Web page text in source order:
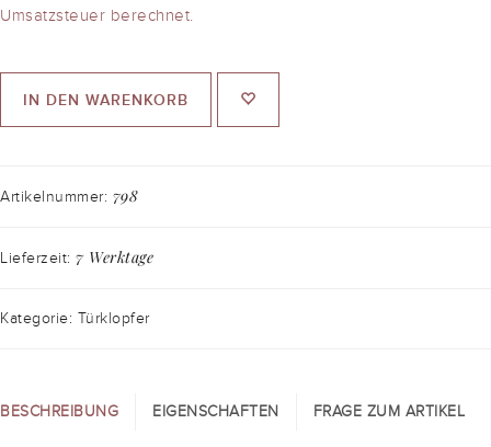
Umsatzsteuer berechnet.
IN DEN WARENKORB
Artikelnummer: 798
Lieferzeit: 7 Werktage
Kategorie: Türklopfer
BESCHREIBUNG EIGENSCHAFTEN FRAGE ZUM ARTIKEL